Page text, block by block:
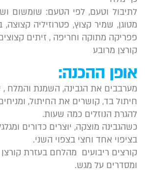
לתיבול וטעם, לפי הטעם: שומשום ושום
מטוגן, שמיר קצוץ, פטרוזיליה קצוצה,
פפריקה מתוקה וחריפה , זיתים קצוצים ,
קורצן מרובע
אופן ההכנה:
מערבבים את הגבינה, השמנת והמלח ,
חיתול בד, קושרים את החיתול, ומניחים
להגרת הנוזלים כמה שעות.
כשהגבינה מוצקה, יוצרים כדורים
בציפוי אחד וחצי בצפוי השני.
קורצים ריבועים מהלחם בעזרת קורצן
ומסדרים על מגש.